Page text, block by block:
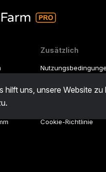
hilft uns, unsere Website
Zusätzlich
Partnerprogramm-
Cookie-Richtlinie